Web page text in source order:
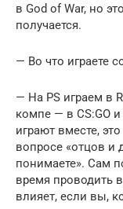
в God of War, но
получается.
— Во что играете
— На PS играем в
компе — в CS:GO
играют вместе,
вопросе «отцов и
понимаете». Сам
время проводить
влияет, если вы,